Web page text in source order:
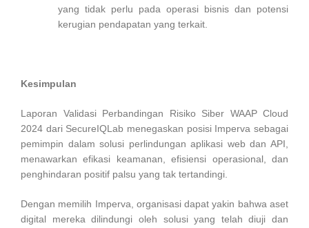
yang tidak perlu pada operasi bisnis dan potensi
kerugian pendapatan yang terkait.
Kesimpulan
Laporan Validasi Perbandingan Risiko Siber WAAP Cloud
2024 dari SecureIQLab menegaskan posisi Imperva sebagai
pemimpin dalam solusi perlindungan aplikasi web dan API,
menawarkan efikasi keamanan, efisiensi operasional, dan
penghindaran positif palsu yang tak tertandingi.
Dengan memilih Imperva, organisasi dapat yakin bahwa aset
digital mereka dilindungi oleh solusi yang telah diuji dan